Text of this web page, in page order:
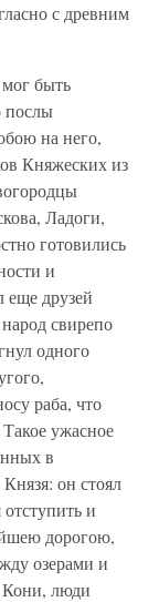
с древним
быть
послы
на него,
Княжеских из
Ладоги,
готовились
и
друзей
свирепо
одного
раба, что
ужасное
в
он стоял
и
дорогою,
озерами и
Кони, люди